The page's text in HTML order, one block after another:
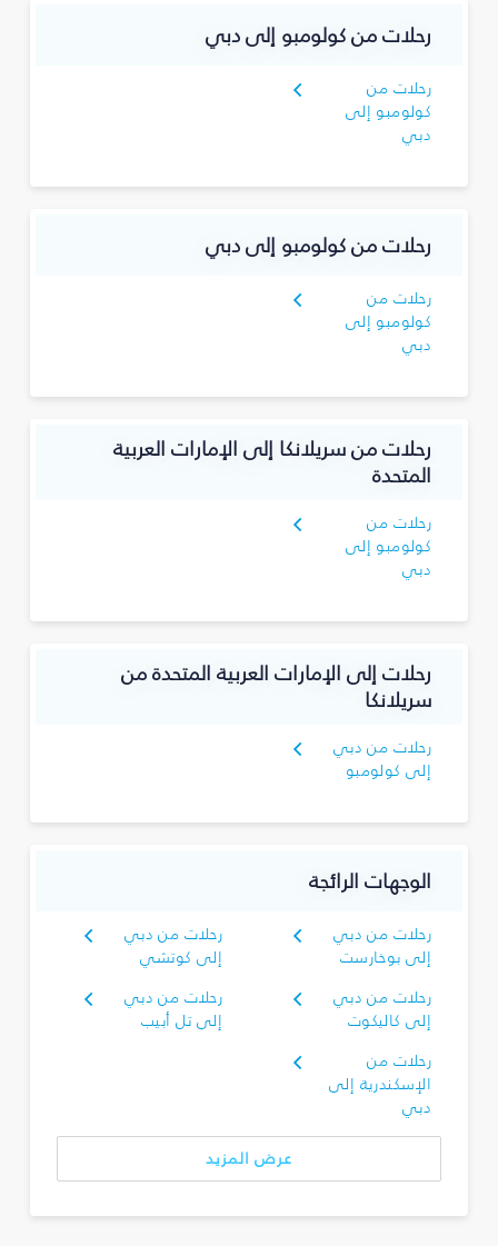
رحلات من كولومبو إلى دبي
رحلات من
كولومبو إلى
دبي
رحلات من كولومبو إلى دبي
رحلات من
كولومبو إلى
دبي
رحلات من سريلانكا إلى الإمارات العربية
المتحدة
رحلات من
كولومبو إلى
دبي
رحلات إلى الإمارات العربية المتحدة من
سريلانكا
رحلات من دبي
إلى كولومبو
الوجهات الرائجة
رحلات من دبي
إلى بوخارست
رحلات من دبي
إلى كوتشي
رحلات من دبي
إلى كاليكوت
رحلات من دبي
إلى تل أبيب
رحلات من
الإسكندرية إلى
دبي
عرض المزيد